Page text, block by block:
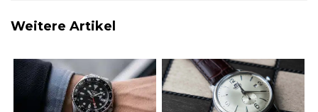
e
b
o
t
e
r
e
t
s
A
p
l
Weitere Artikel